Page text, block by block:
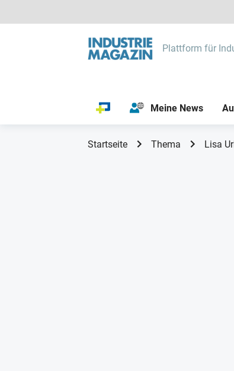
Plattform für
Meine News
Startseite Thema Lisa